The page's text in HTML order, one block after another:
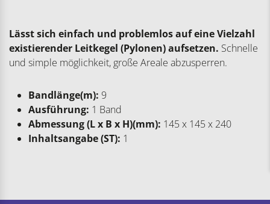
Lässt sich einfach und problemlos auf eine Vielzahl
existierender Leitkegel (Pylonen) aufsetzen. Schnelle
und simple möglichkeit, große Areale abzusperren.
Bandlänge(m): 9
Ausführung: 1 Band
Abmessung (L x B x H)(mm): 145 x 145 x 240
Inhaltsangabe (ST): 1